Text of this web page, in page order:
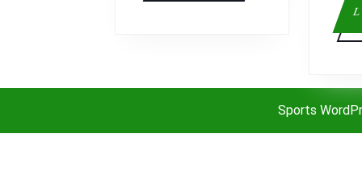
Sports